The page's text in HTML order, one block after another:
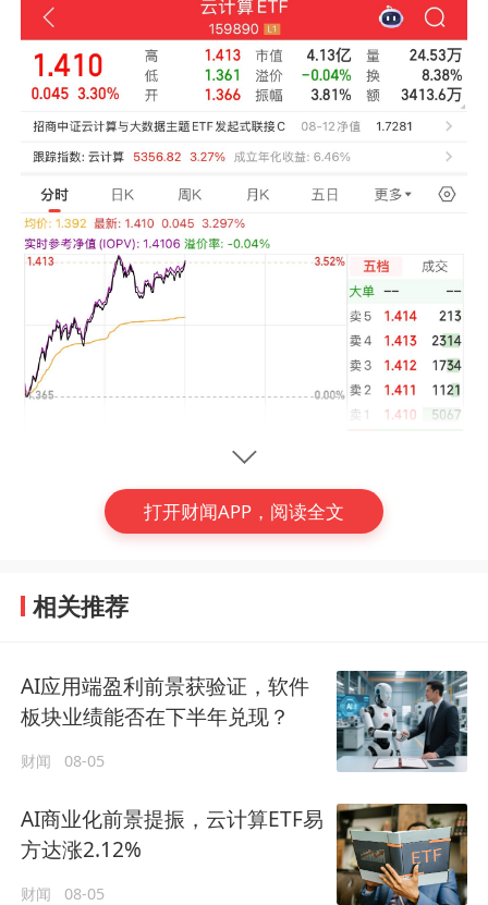
5%；中际旭创涨近9%，中国长城、曙光数
创、数据港、国投智能、太极股份、浪潮信
息、网宿科技涨逾3%，云赛智联、易华录、
新易盛点燃，算力股业绩持续兑现
(编辑：徐一嘉)
云计算ETF
打开财闻APP，阅读全文
相关推荐
AI应用端盈利前景获验证，软件
板块业绩能否在下半年兑现？
财闻 08-05
AI商业化前景提振，云计算ETF易
方达涨2.12%
财闻 08-05